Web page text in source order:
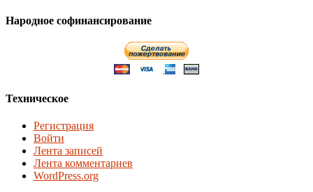
Народное софинансирование
Техническое
Регистрация
Войти
Лента записей
Лента комментариев
WordPress.org